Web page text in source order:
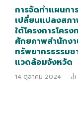
การจัดทำแผนก
เปลี่ยนแปลงสภ
ใต้โครงการโคร
ศักยภาพสำนักง
ทรัพยากรธรรม
แวดล้อมจังหวัด
14 ตุลาคม 2024